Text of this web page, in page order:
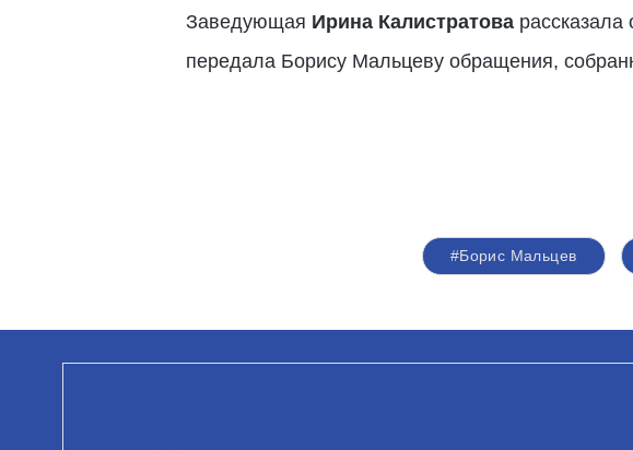
Заведующая Ирина Калистратоварассказала
передала Борису Мальцеву обращения,
#Борис Мальцев